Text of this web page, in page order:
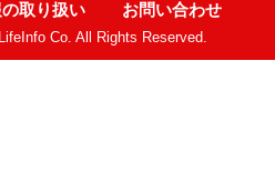
取り扱い お問い合わせ
Co. All Rights Reserved.